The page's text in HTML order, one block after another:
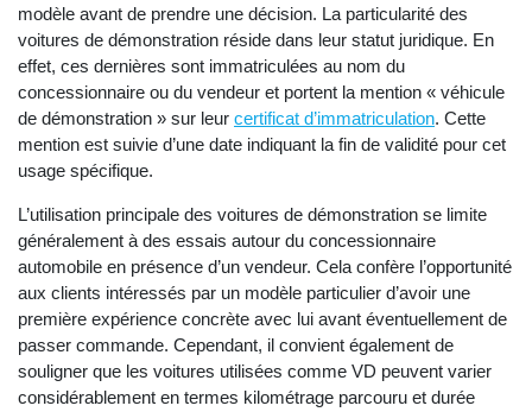
modèle avant de prendre une décision. La particularité des
voitures de démonstration réside dans leur statut juridique. En
effet, ces dernières sont immatriculées au nom du
concessionnaire ou du vendeur et portent la mention « véhicule
de démonstration » sur leur certificat d’immatriculation. Cette
mention est suivie d’une date indiquant la fin de validité pour cet
usage spécifique.
L’utilisation principale des voitures de démonstration se limite
généralement à des essais autour du concessionnaire
automobile en présence d’un vendeur. Cela confère l’opportunité
aux clients intéressés par un modèle particulier d’avoir une
première expérience concrète avec lui avant éventuellement de
passer commande. Cependant, il convient également de
souligner que les voitures utilisées comme VD peuvent varier
considérablement en termes kilométrage parcouru et durée